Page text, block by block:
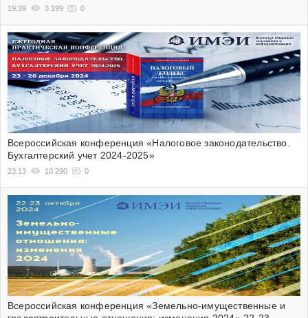
19:39 3 199 0
Всероссийская конференция «Налоговое законодательство.
Бухгалтерский учет 2024-2025»
23:13 10 290 0
Всероссийская конференция «Земельно-имущественные и